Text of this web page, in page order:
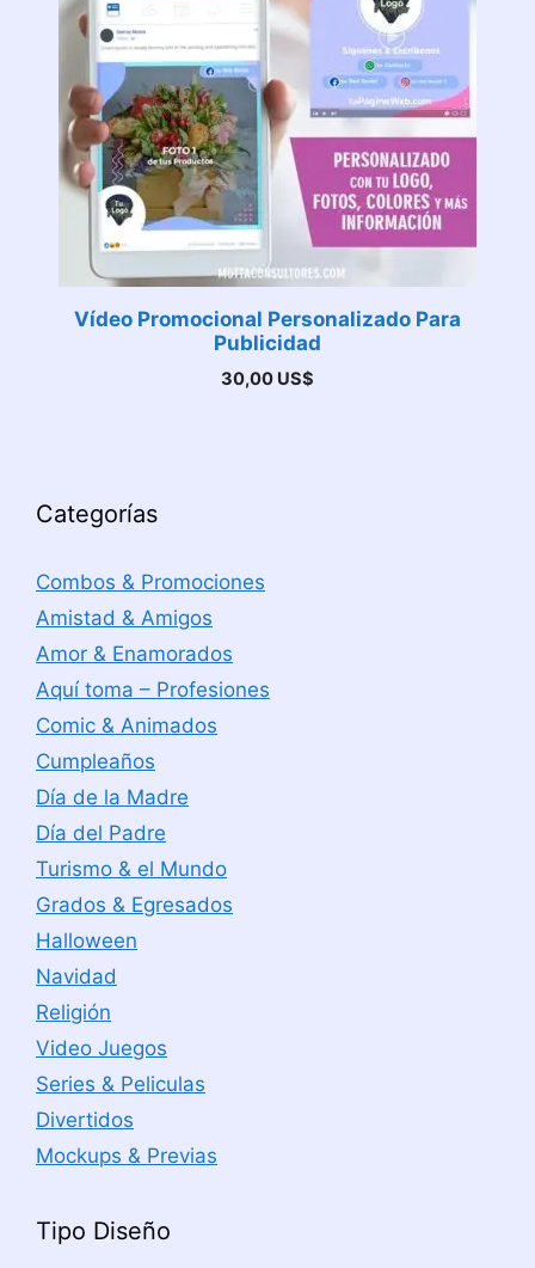
Vídeo Promocional Personalizado Para
Publicidad
30,00 US$
Categorías
Combos & Promociones
Amistad & Amigos
Amor & Enamorados
Aquí toma – Profesiones
Comic & Animados
Cumpleaños
Día de la Madre
Día del Padre
Turismo & el Mundo
Grados & Egresados
Halloween
Navidad
Religión
Video Juegos
Series & Peliculas
Divertidos
Mockups & Previas
Tipo Diseño